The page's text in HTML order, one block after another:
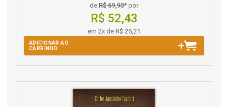
de R$ 69,90* por
R$ 52,43
em 2x de R$ 26,21
ADICIONAR AO
CARRINHO